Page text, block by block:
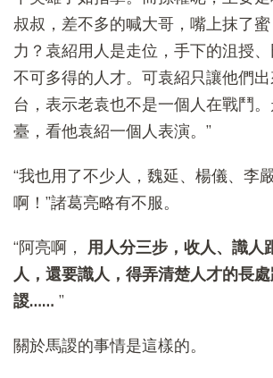
叔叔，差不多的喊大哥，嘴上抹了
力？袁紹用人是走位，手下的沮授
不可多得的人才。可袁紹只讓他們
台，表示老袁也不是一個人在戰鬥
臺，看他袁紹一個人表演。”
“我也用了不少人，魏延、楊儀、李
啊！”諸葛亮略有不服。
“阿亮啊， 用人分三步，收人、識人
人，還要識人，得弄清楚人才的長
謖…… ”
關於馬謖的事情是這樣的。